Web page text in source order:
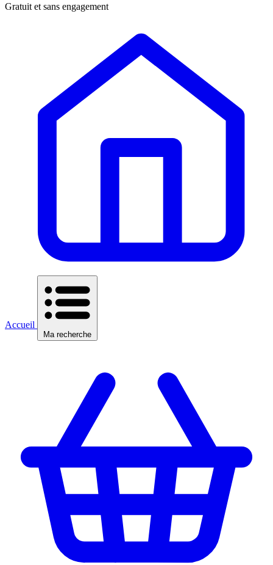
Gratuit et sans engagement
Accueil
Ma recherche